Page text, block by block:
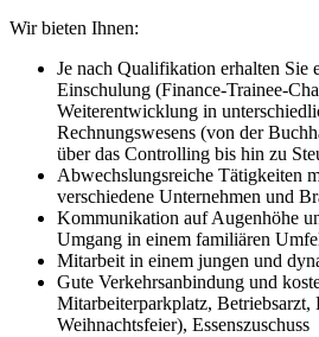
Wir bieten Ihnen:
Je nach Qualifikation erhalten Sie
Einschulung (Finance-Trainee-
Weiterentwicklung in
Rechnungswesens (von der
über das Controlling bis hin zu
Abwechslungsreiche Tätigkeiten
verschiedene Unternehmen und
Kommunikation auf Augenhöhe
Umgang in einem familiären
Mitarbeit in einem jungen und
Gute Verkehrsanbindung und
Mitarbeiterparkplatz, Betriebsarzt,
Weihnachtsfeier), Essenszuschuss